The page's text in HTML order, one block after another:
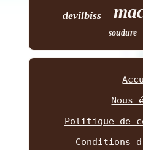
devilbiss
soudure
Nous
Politique de
Conditions